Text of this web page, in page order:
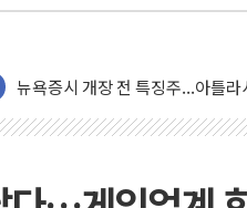
[사진] 이슬람 수니파 3개국, 공동
보훈부, 미 DPAA와 MOU…
트럼프 "금리 내려야"…파월 때와
李 "해남 태양광, 대한민국 다음